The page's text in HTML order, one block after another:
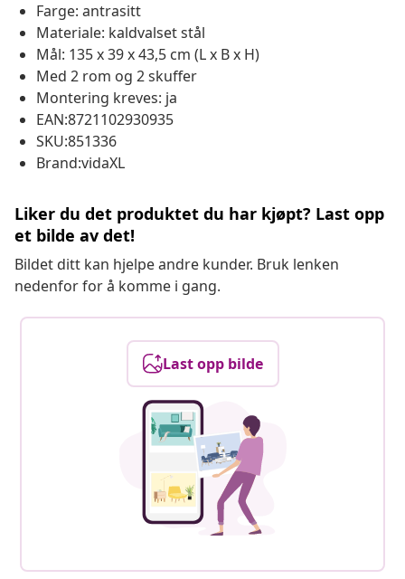
Farge: antrasitt
Materiale: kaldvalset stål
Mål: 135 x 39 x 43,5 cm (L x B x H)
Med 2 rom og 2 skuffer
Montering kreves: ja
EAN:8721102930935
SKU:851336
Brand:vidaXL
Liker du det produktet du har kjøpt? Last opp
et bilde av det!
Bildet ditt kan hjelpe andre kunder. Bruk lenken
nedenfor for å komme i gang.
Last opp bilde